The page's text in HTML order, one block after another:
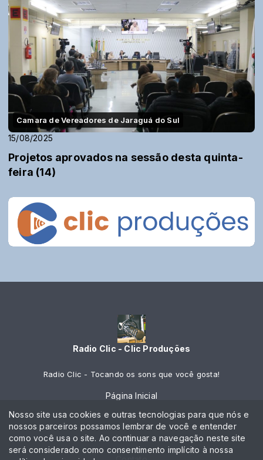
Camara de Vereadores de Jaraguá do Sul
15/08/2025
Projetos aprovados na sessão desta quinta-
feira (14)
Radio Clic - Clic Produções
Radio Clic - Tocando os sons que você gosta!
Página Inicial
Vídeos
Notícias
Nosso site usa cookies e outras tecnologias para que nós e
nossos parceiros possamos lembrar de você e entender
como você usa o site. Ao continuar a navegação neste site
será considerado como consentimento implícito à nossa